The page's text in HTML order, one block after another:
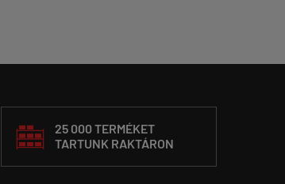
25 000 TERMÉKET
TARTUNK RAKTÁRON